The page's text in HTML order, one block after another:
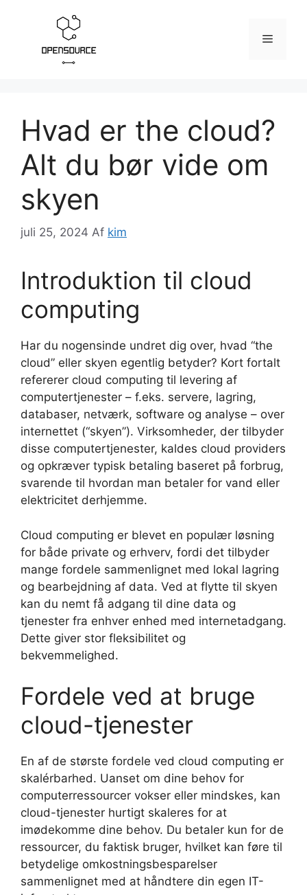
Menu
Hvad er the cloud?
Alt du bør vide om
skyen
juli 25, 2024 Af kim
Introduktion til cloud
computing
Har du nogensinde undret dig over, hvad “the
cloud” eller skyen egentlig betyder? Kort fortalt
refererer cloud computing til levering af
computertjenester – f.eks. servere, lagring,
databaser, netværk, software og analyse – over
internettet (“skyen”). Virksomheder, der tilbyder
disse computertjenester, kaldes cloud providers
og opkræver typisk betaling baseret på forbrug,
svarende til hvordan man betaler for vand eller
elektricitet derhjemme.
Cloud computing er blevet en populær løsning
for både private og erhverv, fordi det tilbyder
mange fordele sammenlignet med lokal lagring
og bearbejdning af data. Ved at flytte til skyen
kan du nemt få adgang til dine data og
tjenester fra enhver enhed med internetadgang.
Dette giver stor fleksibilitet og
bekvemmelighed.
Fordele ved at bruge
cloud-tjenester
En af de største fordele ved cloud computing er
skalérbarhed. Uanset om dine behov for
computerressourcer vokser eller mindskes, kan
cloud-tjenester hurtigt skaleres for at
imødekomme dine behov. Du betaler kun for de
ressourcer, du faktisk bruger, hvilket kan føre til
betydelige omkostningsbesparelser
sammenlignet med at håndtere din egen IT-